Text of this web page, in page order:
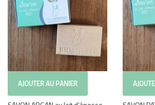
AJOUTER AU PANIER